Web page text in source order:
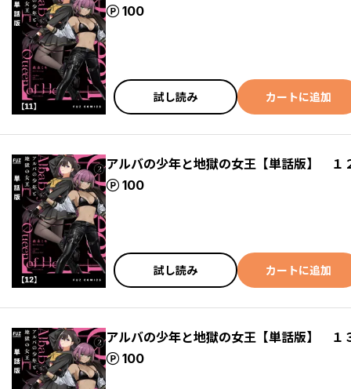
100
ポイント
試し読み カートに追加
アルバの少年と地獄の女王【単話版】 １
100
ポイント
試し読み カートに追加
アルバの少年と地獄の女王【単話版】 １
100
ポイント